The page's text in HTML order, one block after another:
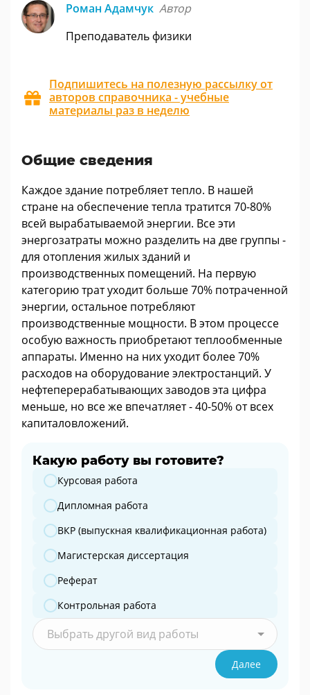
Роман Адамчук Автор
Преподаватель физики
Подпишитесь на полезную рассылку от
авторов справочника - учебные
материалы раз в неделю
Общие сведения
Каждое здание потребляет тепло. В нашей
стране на обеспечение тепла тратится 70-80%
всей вырабатываемой энергии. Все эти
энергозатраты можно разделить на две группы -
для отопления жилых зданий и
производственных помещений. На первую
категорию трат уходит больше 70% потраченной
энергии, остальное потребляют
производственные мощности. В этом процессе
особую важность приобретают теплообменные
аппараты. Именно на них уходит более 70%
расходов на оборудование электростанций. У
нефтеперерабатывающих заводов эта цифра
меньше, но все же впечатляет - 40-50% от всех
капиталовложений.
Какую работу вы готовите?
Какую работу вы готовите?
Курсовая работа
Дипломная работа
ВКР (выпускная квалификационная работа)
Магистерская диссертация
Реферат
Контрольная работа
Выбрать другой вид работы
Далее